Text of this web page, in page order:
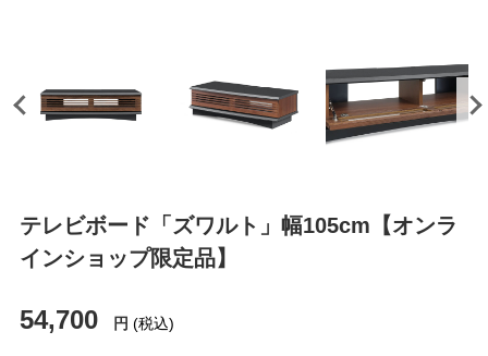
テレビボード「ズワルト」幅105cm【オンラ
インショップ限定品】
54,700 円 (税込)